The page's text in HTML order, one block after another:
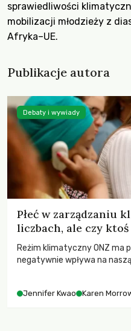
sprawiedliwości
mobilizacji młodzieży z
Afryka–UE.
Publikacje autora
Płeć w zarządzaniu
liczbach, ale czy ktoś
Reżim klimatyczny ONZ ma
negatywnie wpływa na
Jennifer Kwao Karen
Debaty i wywiady